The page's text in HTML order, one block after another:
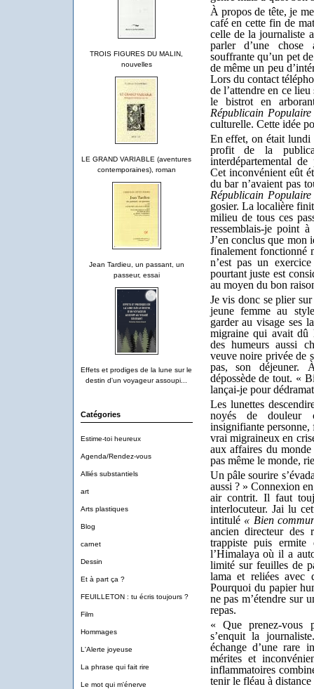
TROIS FIGURES DU MALIN,
nouvelles
LE GRAND VARIABLE (aventures
contemporaines), roman
Jean Tardieu, un passant, un
passeur, essai
Effets et prodiges de la lune sur le
destin d'un voyageur assoupi...
Catégories
Estime-toi heureux
Agenda/Rendez-vous
Alliés substantiels
art
Arts plastiques
Blog
carnet
Dessin
Et à part ça ?
FEUILLETON : tu écris toujours ?
Film
Hommages
L'Alerte joyeuse
La phrase qui fait rire
Le mot qui m'énerve
À propos de tête, je
café en cette fin de
celle de la journaliste
parler d’une chose
souffrante qu’un pet
de même un peu
Lors du contact
de l’attendre en ce
le bistrot en
Républicain
culturelle. Cette idée
En effet, on était lundi
profit de la
interdépartemental
Cet inconvénient eût
du bar n’avaient pas
Républicain
gosier. La localière
milieu de tous ces
ressemblais-je point
J’en conclus que mon
finalement fonctionné
n’est pas un
pourtant juste est
au moyen du bon
Je vis donc se plier
jeune femme au
garder au visage ses
migraine qui avait dû
des humeurs aussi
veuve noire privée de
pas, son déjeuner.
dépossède de tout. «
lançai-je pour
Les lunettes
noyés de douleur
insignifiante personne,
vrai migraineux en
aux affaires du
pas même le monde,
Un pâle sourire
aussi ? » Connexion
air contrit. Il faut
interlocuteur. Jai lu
intitulé « Bien
ancien directeur des
trappiste puis ermite
l’Himalaya où il a
limité sur feuilles de
lama et reliées avec
Pourquoi du papier
ne pas m’étendre sur
repas.
« Que prenez-vous
s’enquit la
échange d’une rare
mérites et
inflammatoires
tenir le fléau à